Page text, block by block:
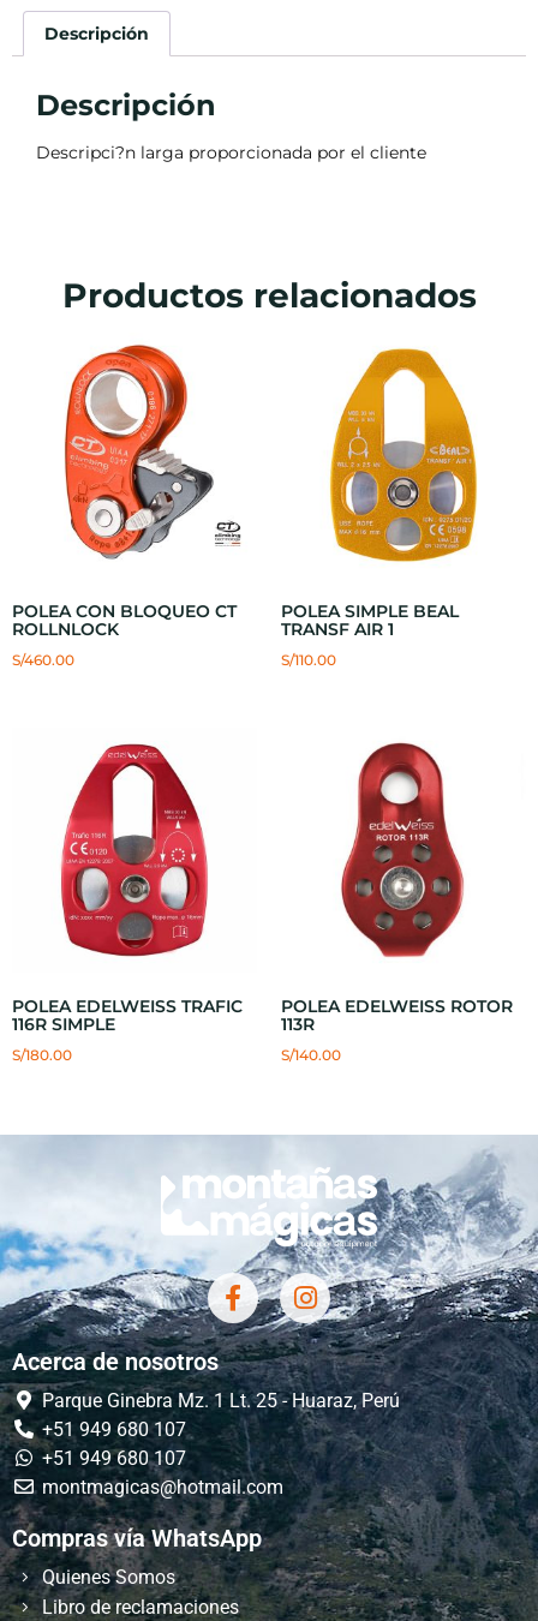
Descripción
Descripción
Descripci?n larga proporcionada por el cliente
Productos relacionados
POLEA CON BLOQUEO CT
ROLLNLOCK
S/460.00
POLEA SIMPLE BEAL
TRANSF AIR 1
S/110.00
POLEA EDELWEISS TRAFIC
116R SIMPLE
S/180.00
POLEA EDELWEISS ROTOR
113R
S/140.00
Acerca de nosotros
Parque Ginebra Mz. 1 Lt. 25 - Huaraz, Perú
+51 949 680 107
+51 949 680 107
montmagicas@hotmail.com
Compras vía WhatsApp
Quienes Somos
Libro de reclamaciones